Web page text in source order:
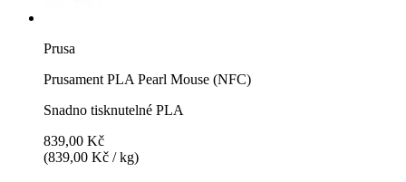
Prusa
Prusament PLA Pearl Mouse (NFC)
Snadno tisknutelné PLA
839,00 Kč
(839,00 Kč / kg)